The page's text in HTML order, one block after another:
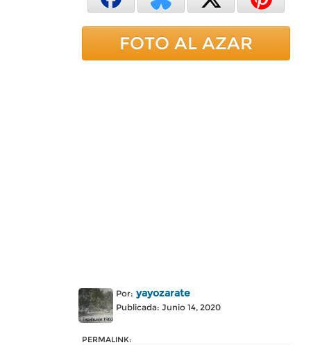
FOTO AL AZAR
Por: yayozarate
Publicada: Junio 14, 2020
PERMALINK: